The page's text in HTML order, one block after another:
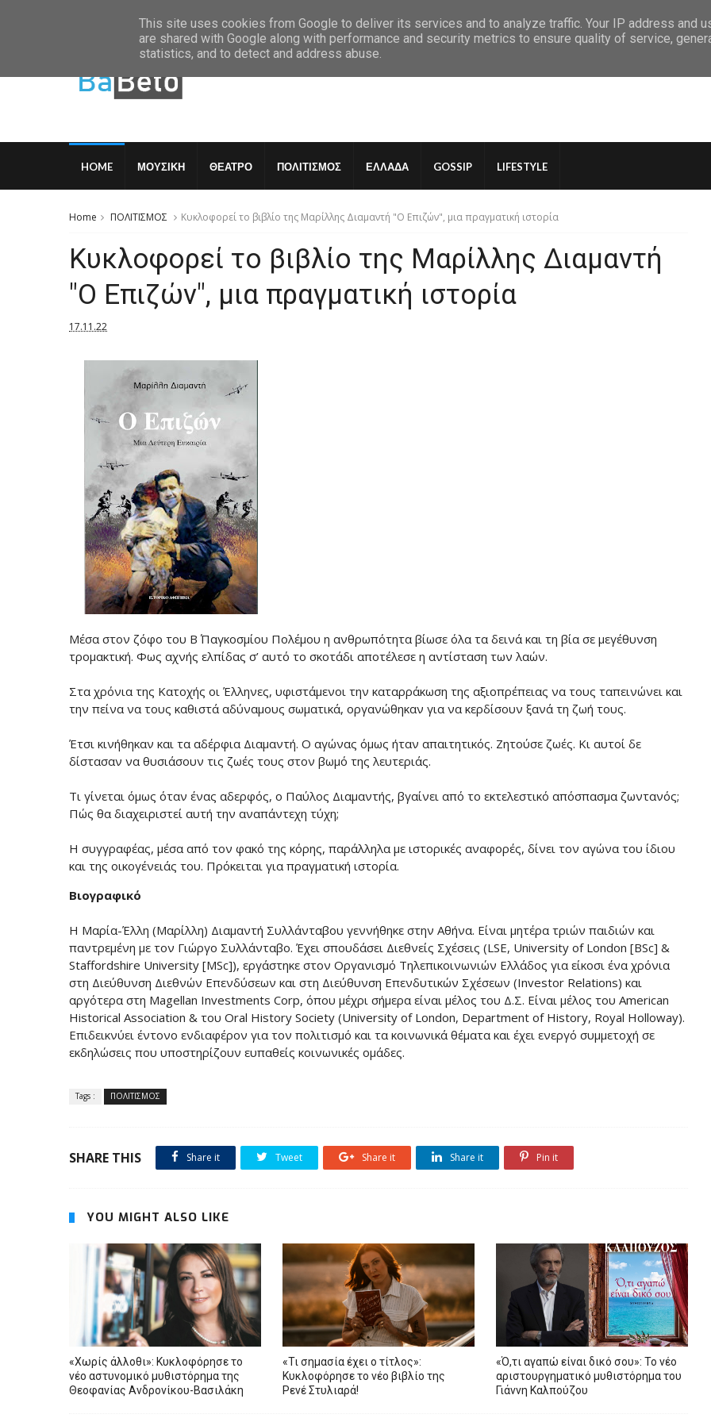
Saturday, August 8 2026
HOME ΜΟΥΣΙΚΗ ΘΕΑΤΡΟ ΠΟΛΙΤΙΣΜΟΣ ΕΛΛΑΔΑ GOSSIP LIFESTYLE
Home ΠΟΛΙΤΙΣΜΟΣ Κυκλοφορεί το βιβλίο της Μαρίλλης Διαμαντή "Ο Επιζών", μια πραγματική ιστορία
Κυκλοφορεί το βιβλίο της Μαρίλλης Διαμαντή
"Ο Επιζών", μια πραγματική ιστορία
17.11.22
Μέσα στον ζόφο του Β΄ Παγκοσμίου Πολέμου η ανθρωπότητα βίωσε όλα τα δεινά και τη βία σε μεγέθυνση
τρομακτική. Φως αχνής ελπίδας σ’ αυτό το σκοτάδι αποτέλεσε η αντίσταση των λαών.
Στα χρόνια της Κατοχής οι Έλληνες, υφιστάμενοι την καταρράκωση της αξιοπρέπειας να τους ταπεινώνει και
την πείνα να τους καθιστά αδύναμους σωματικά, οργανώθηκαν για να κερδίσουν ξανά τη ζωή τους.
Έτσι κινήθηκαν και τα αδέρφια Διαμαντή. Ο αγώνας όμως ήταν απαιτητικός. Ζητούσε ζωές. Κι αυτοί δε
δίστασαν να θυσιάσουν τις ζωές τους στον βωμό της λευτεριάς.
Τι γίνεται όμως όταν ένας αδερφός, ο Παύλος Διαμαντής, βγαίνει από το εκτελεστικό απόσπασμα ζωντανός;
Πώς θα διαχειριστεί αυτή την αναπάντεχη τύχη;
Η συγγραφέας, μέσα από τον φακό της κόρης, παράλληλα με ιστορικές αναφορές, δίνει τον αγώνα του ίδιου
και της οικογένειάς του. Πρόκειται για πραγματική ιστορία.
Βιογραφικό
Η Μαρία-Έλλη (Μαρίλλη) Διαμαντή Συλλάνταβου γεννήθηκε στην Αθήνα. Είναι μητέρα τριών παιδιών και
παντρεμένη με τον Γιώργο Συλλάνταβο. Έχει σπουδάσει Διεθνείς Σχέσεις (LSE, University of London [BSc] &
Staffordshire University [MSc]), εργάστηκε στον Οργανισμό Τηλεπικοινωνιών Ελλάδος για είκοσι ένα χρόνια
στη Διεύθυνση Διεθνών Επενδύσεων και στη Διεύθυνση Επενδυτικών Σχέσεων (Investor Relations) και
αργότερα στη Magellan Investments Corp, όπου μέχρι σήμερα είναι μέλος του Δ.Σ. Είναι μέλος του American
Historical Association & του Oral History Society (University of London, Department of History, Royal Holloway).
Επιδεικνύει έντονο ενδιαφέρον για τον πολιτισμό και τα κοινωνικά θέματα και έχει ενεργό συμμετοχή σε
εκδηλώσεις που υποστηρίζουν ευπαθείς κοινωνικές ομάδες.
Tags : ΠΟΛΙΤΙΣΜΟΣ
SHARE THIS Share it Tweet Share it Share it Pin it
YOU MIGHT ALSO LIKE
«Xωρίς άλλοθι»: Κυκλοφόρησε το
νέο αστυνομικό μυθιστόρημα της
Θεοφανίας Ανδρονίκου-Βασιλάκη
«Τι σημασία έχει ο τίτλος»:
Κυκλοφόρησε το νέο βιβλίο της
Ρενέ Στυλιαρά!
«Ό,τι αγαπώ είναι δικό σου»: Το νέο
αριστουργηματικό μυθιστόρημα του
Γιάννη Καλπούζου
This site uses cookies from Google to deliver its services and to analyze traffic. Your IP address and
are shared with Google along with performance and security metrics to ensure quality of service,
statistics, and to detect and address abuse.